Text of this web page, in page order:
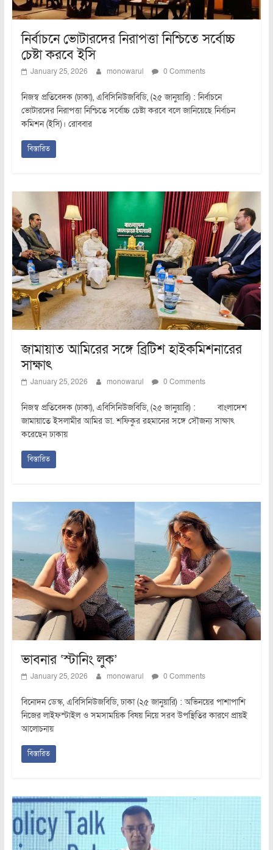
নির্বাচনে ভোটারদের নিরাপত্তা নিশ্চিতে সর্বোচ্চ
চেষ্টা করবে ইসি
January 25, 2026 monowarul 0 Comments
নিজস্ব প্রতিবেদক (ঢাকা), এবিসিনিউজবিডি, (২৫ জানুয়ারি) : নির্বাচনে
ভোটারদের নিরাপত্তা নিশ্চিতে সর্বোচ্চ চেষ্টা করবে বলে জানিয়েছে নির্বাচন
কমিশন (ইসি)। রোববার
বিস্তারিত
জামায়াত আমিরের সঙ্গে ব্রিটিশ হাইকমিশনারের
সাক্ষাৎ
January 25, 2026 monowarul 0 Comments
নিজস্ব প্রতিবেদক (ঢাকা), এবিসিনিউজবিডি, (২৫ জানুয়ারি) : বাংলাদেশ
জামায়াতে ইসলামীর আমির ডা. শফিকুর রহমানের সঙ্গে সৌজন্য সাক্ষাৎ
করেছেন ঢাকায়
বিস্তারিত
ভাবনার ‘স্টানিং লুক’
January 25, 2026 monowarul 0 Comments
বিনোদন ডেস্ক, এবিসিনিউজবিডি, ঢাকা (২৫ জানুয়ারি) : অভিনয়ের পাশাপাশি
নিজের লাইফস্টাইল ও সমসাময়িক বিষয় নিয়ে সরব উপস্থিতির কারণে প্রায়ই
আলোচনায়
বিস্তারিত